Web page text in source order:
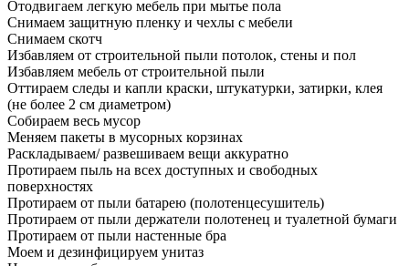
Отодвигаем легкую мебель при мытье пола
Снимаем защитную пленку и чехлы с мебели
Снимаем скотч
Избавляем от строительной пыли потолок, стены и пол
Избавляем мебель от строительной пыли
Оттираем следы и капли краски, штукатурки, затирки, клея
(не более 2 см диаметром)
Собираем весь мусор
Меняем пакеты в мусорных корзинах
Раскладываем/ развешиваем вещи аккуратно
Протираем пыль на всех доступных и свободных
поверхностях
Протираем от пыли батарею (полотенцесушитель)
Протираем от пыли держатели полотенец и туалетной бумаги
Протираем от пыли настенные бра
Моем и дезинфицируем унитаз